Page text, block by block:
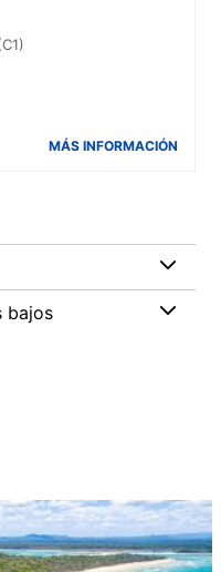
MÁS INFORMACIÓN
bajos